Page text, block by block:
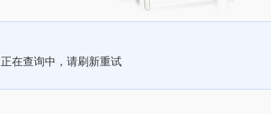
正在查询中，请刷新重试